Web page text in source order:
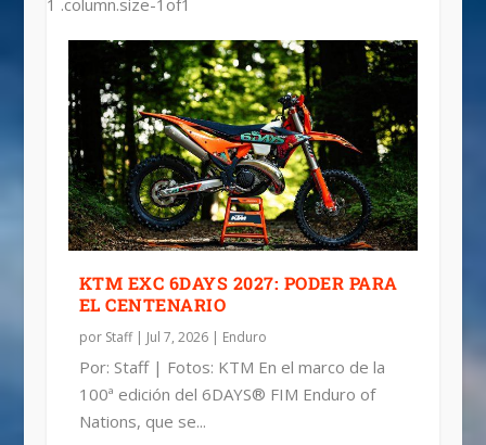
KTM EXC 6DAYS 2027: PODER PARA
EL CENTENARIO
por Staff| Jul 7, 2026| Enduro
Por: Staff | Fotos: KTM En el marco de la
100ª edición del 6DAYS® FIM Enduro of
Nations, que se...